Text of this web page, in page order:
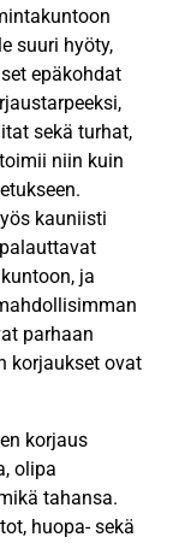
suuri hyöty,
epäkohdat
sekä turhat,
niin kuin
kauniisti
ja
parhaan
korjaukset ovat
korjaus
olipa
tahansa.
huopa- sekä